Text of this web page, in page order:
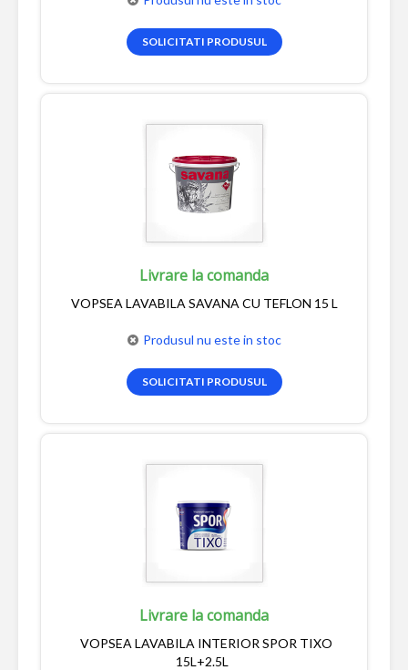
SOLICITATI PRODUSUL
Livrare la comanda
VOPSEA LAVABILA SAVANA CU TEFLON 15 L
Produsul nu este in stoc
SOLICITATI PRODUSUL
Livrare la comanda
VOPSEA LAVABILA INTERIOR SPOR TIXO
15L+2.5L